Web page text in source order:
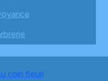
coin fleuri